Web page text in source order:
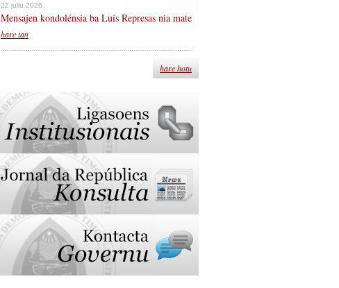
22 jullu 2026
Mensajen kondolénsia ba Luís Represas nia mate
hare tan
hare hotu